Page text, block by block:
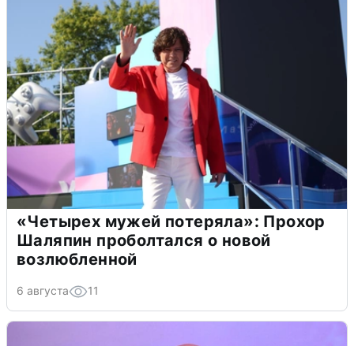
«Четырех мужей потеряла»: Прохор
Шаляпин проболтался о новой
возлюбленной
6 августа 11